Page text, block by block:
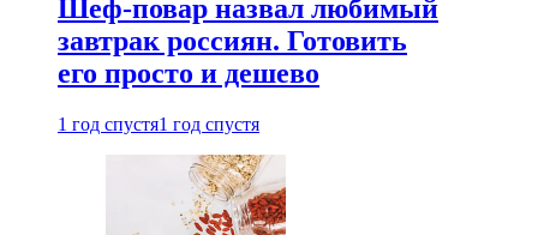
Шеф-повар назвал любимый
завтрак россиян. Готовить
его просто и дешево
1 год спустя1 год спустя